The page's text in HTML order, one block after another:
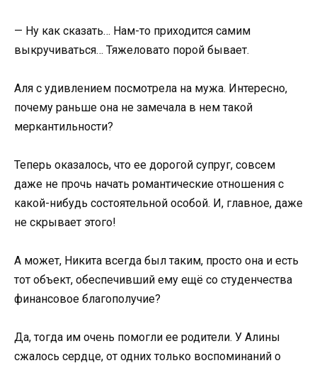
— Ну как сказать… Нам-то приходится самим
выкручиваться… Тяжеловато порой бывает.
Аля с удивлением посмотрела на мужа. Интересно,
почему раньше она не замечала в нем такой
меркантильности?
Теперь оказалось, что ее дорогой супруг, совсем
даже не прочь начать романтические отношения с
какой-нибудь состоятельной особой. И, главное, даже
не скрывает этого!
А может, Никита всегда был таким, просто она и есть
тот объект, обеспечивший ему ещё со студенчества
финансовое благополучие?
Да, тогда им очень помогли ее родители. У Алины
сжалось сердце, от одних только воспоминаний о